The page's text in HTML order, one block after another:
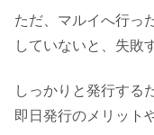
ただ、マルイへ行っ
していないと、失敗
しっかりと発行する
即日発行のメリット